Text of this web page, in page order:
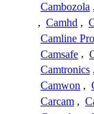
Cambozola ,
, Camhd ,
Camline Pro
Camsafe ,
Camtronics ,
Camwon ,
Carcam ,